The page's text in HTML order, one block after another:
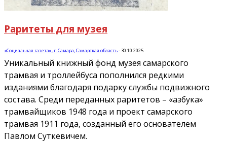
Раритеты для музея
«Социальная газета», г. Самара, Самарская область- 30.10.2025
Уникальный книжный фонд музея самарского
трамвая и троллейбуса пополнился редкими
изданиями благодаря подарку службы подвижного
состава. Среди переданных раритетов – «азбука»
трамвайщиков 1948 года и проект самарского
трамвая 1911 года, созданный его основателем
Павлом Суткевичем.